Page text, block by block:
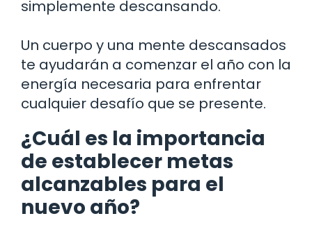
simplemente descansando.
Un cuerpo y una mente descansados
te ayudarán a comenzar el año con la
energía necesaria para enfrentar
cualquier desafío que se presente.
¿Cuál es la importancia
de establecer metas
alcanzables para el
nuevo año?